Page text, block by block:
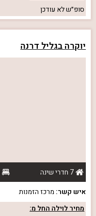
סופ״שלא עודכן
יוקרה בגליל דרנה
7 חדרי שינה
איש קשר: מרכז הזמנות
מחיר לוילה החל מ: